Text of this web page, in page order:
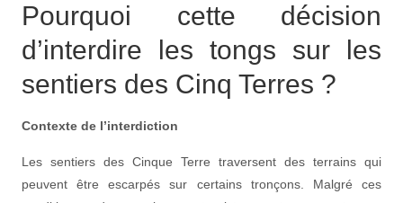
Pourquoi cette décision
d’interdire les tongs sur les
sentiers des Cinq Terres ?
Contexte de l’interdiction
Les sentiers des Cinque Terre traversent des terrains qui
peuvent être escarpés sur certains tronçons. Malgré ces